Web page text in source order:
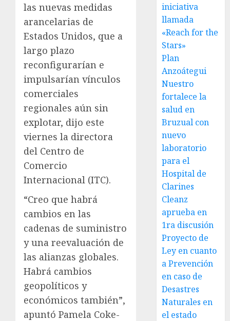
las nuevas medidas
arancelarias de
Estados Unidos, que a
largo plazo
reconfigurarían e
impulsarían vínculos
comerciales
regionales aún sin
explotar, dijo este
viernes la directora
del Centro de
Comercio
Internacional (ITC).
“Creo que habrá
cambios en las
cadenas de suministro
y una reevaluación de
las alianzas globales.
Habrá cambios
geopolíticos y
económicos también”,
apuntó Pamela Coke-
iniciativa
llamada
«Reach for the
Stars»
Plan
Anzoátegui
Nuestro
fortalece la
salud en
Bruzual con
nuevo
laboratorio
para el
Hospital de
Clarines
Cleanz
aprueba en
1ra discusión
Proyecto de
Ley en cuanto
a Prevención
en caso de
Desastres
Naturales en
el estado